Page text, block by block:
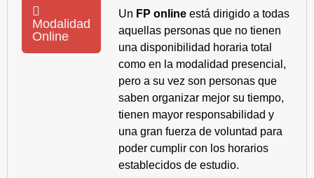
Modalidad
Online
Un FP online está dirigido a todas
aquellas personas que no tienen
una disponibilidad horaria total
como en la modalidad presencial,
pero a su vez son personas que
saben organizar mejor su tiempo,
tienen mayor responsabilidad y
una gran fuerza de voluntad para
poder cumplir con los horarios
establecidos de estudio.